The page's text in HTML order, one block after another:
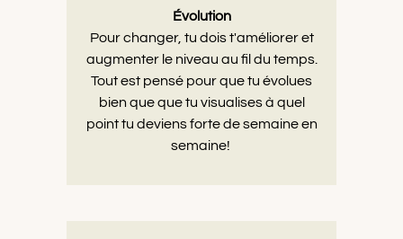
Évolution
Pour changer, tu dois t'améliorer et
augmenter le niveau au fil du temps.
Tout est pensé pour que tu évolues
bien que que tu visualises à quel
point tu deviens forte de semaine en
semaine!